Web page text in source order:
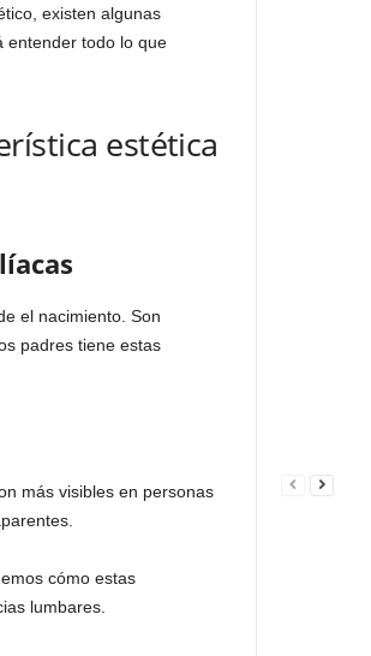
existen algunas
entender todo lo que
estética
el nacimiento. Son
padres tiene estas
más visibles en personas
cómo estas
lumbares.